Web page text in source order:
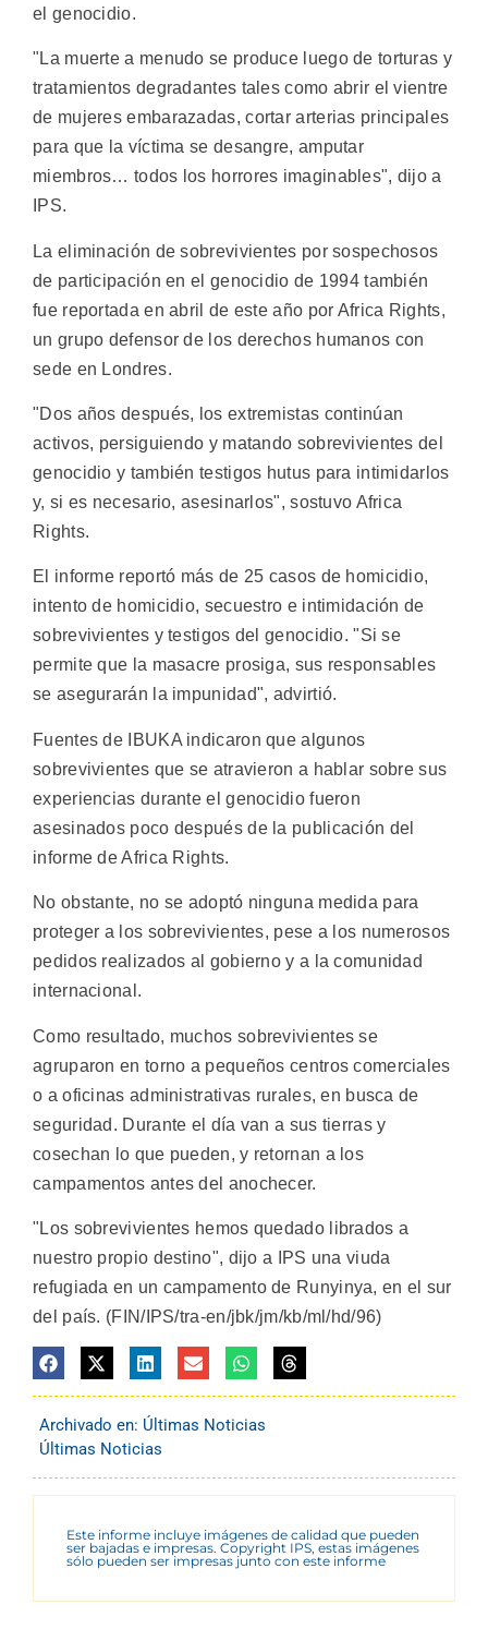
el genocidio.
"La muerte a menudo se produce luego de torturas y
tratamientos degradantes tales como abrir el vientre
de mujeres embarazadas, cortar arterias principales
para que la víctima se desangre, amputar
miembros… todos los horrores imaginables", dijo a
IPS.
La eliminación de sobrevivientes por sospechosos
de participación en el genocidio de 1994 también
fue reportada en abril de este año por Africa Rights,
un grupo defensor de los derechos humanos con
sede en Londres.
"Dos años después, los extremistas continúan
activos, persiguiendo y matando sobrevivientes del
genocidio y también testigos hutus para intimidarlos
y, si es necesario, asesinarlos", sostuvo Africa
Rights.
El informe reportó más de 25 casos de homicidio,
intento de homicidio, secuestro e intimidación de
sobrevivientes y testigos del genocidio. "Si se
permite que la masacre prosiga, sus responsables
se asegurarán la impunidad", advirtió.
Fuentes de IBUKA indicaron que algunos
sobrevivientes que se atravieron a hablar sobre sus
experiencias durante el genocidio fueron
asesinados poco después de la publicación del
informe de Africa Rights.
No obstante, no se adoptó ninguna medida para
proteger a los sobrevivientes, pese a los numerosos
pedidos realizados al gobierno y a la comunidad
internacional.
Como resultado, muchos sobrevivientes se
agruparon en torno a pequeños centros comerciales
o a oficinas administrativas rurales, en busca de
seguridad. Durante el día van a sus tierras y
cosechan lo que pueden, y retornan a los
campamentos antes del anochecer.
"Los sobrevivientes hemos quedado librados a
nuestro propio destino", dijo a IPS una viuda
refugiada en un campamento de Runyinya, en el sur
del país. (FIN/IPS/tra-en/jbk/jm/kb/ml/hd/96)
Archivado en: Últimas Noticias
Últimas Noticias
Este informe incluye imágenes de calidad que pueden
ser bajadas e impresas. Copyright IPS, estas imágenes
sólo pueden ser impresas junto con este informe